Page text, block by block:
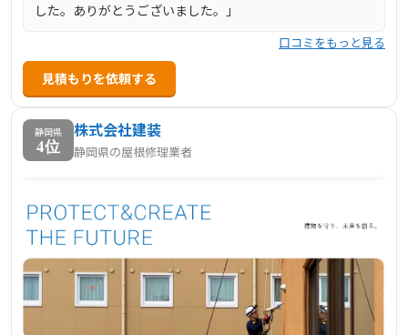
した。ありがとうございました。」
口コミをもっと見る
見積もりを依頼する
静岡県
4位
株式会社建装
静岡県の屋根修理業者